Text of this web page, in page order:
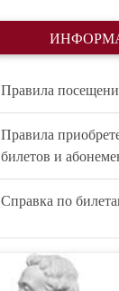
Правила
Правила
билетов и
Справка по